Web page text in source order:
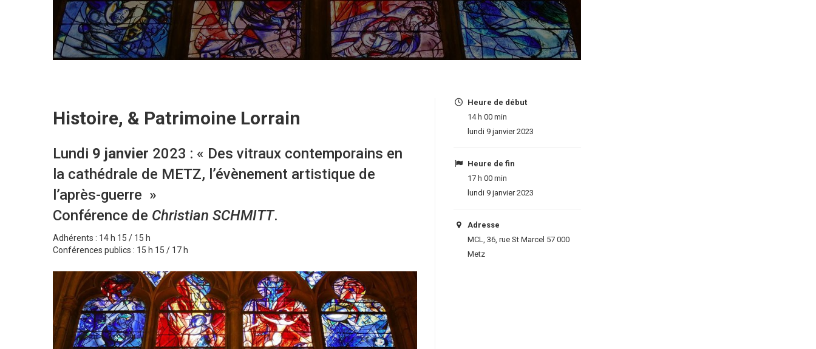
Histoire, & Patrimoine Lorrain
Lundi 9 janvier 2023 : « Des vitraux contemporains en
la cathédrale de METZ, l’évènement artistique de
l’après-guerre »
Conférence de Christian SCHMITT.
Adhérents : 14 h 15 / 15 h
Conférences publics : 15 h 15 / 17 h
Heure de début
14 h 00 min
lundi 9 janvier 2023
Heure de fin
17 h 00 min
lundi 9 janvier 2023
Adresse
MCL, 36, rue St Marcel 57 000
Metz